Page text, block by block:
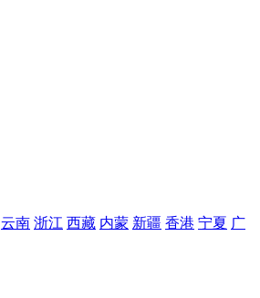
云南 浙江 西藏 内蒙 新疆 香港 宁夏 广